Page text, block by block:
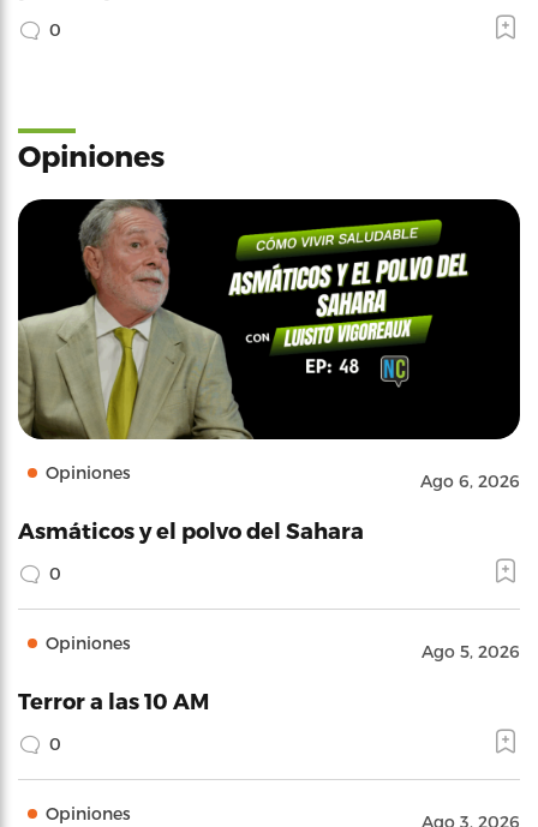
0
Opiniones
Opiniones Ago 6, 2026
Asmáticos y el polvo del Sahara
0
Opiniones Ago 5, 2026
Terror a las 10 AM
0
Opiniones Ago 3, 2026